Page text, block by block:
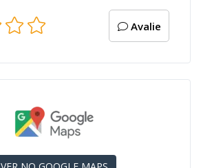
Avalie